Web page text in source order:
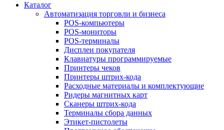
Каталог
Автоматизация торговли и бизнеса
POS-компьютеры
POS-мониторы
POS-терминалы
Дисплеи покупателя
Клавиатуры программируемые
Принтеры чеков
Принтеры штрих-кода
Расходные материалы и комплектующие
Ридеры магнитных карт
Сканеры штрих-кода
Терминалы сбора данных
Этикет-пистолеты